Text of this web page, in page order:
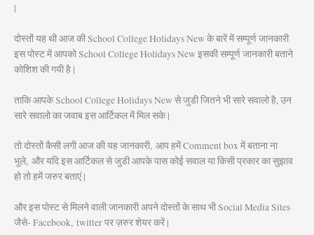
|
दोस्तों यह थी आज की School College Holidays New के बारें में सम्पूर्ण जानकारी
इस पोस्ट में आपको School College Holidays New इसकी सम्पूर्ण जानकारी बताने
कोशिश की गयी है |
ताकि आपके School College Holidays New से जुडी जितने भी सारे सवालो है, उन
सारे सवालो का जवाब इस आर्टिकल में मिल सके |
तो दोस्तों कैसी लगी आज की यह जानकारी, आप हमें Comment box में बताना ना
भूले, और यदि इस आर्टिकल से जुडी आपके पास कोई सवाल या किसी प्रकार का सुझाव
हो तो हमें जरुर बताएं |
और इस पोस्ट से मिलने वाली जानकारी अपने दोस्तों के साथ भी Social Media Sites
जैसे- Facebook, twitter पर ज़रुर शेयर करें |